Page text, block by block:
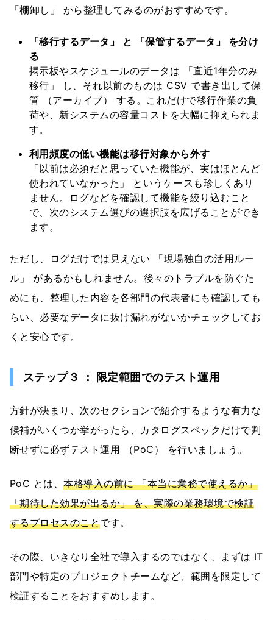
「棚卸し」 から整理してみるのがおすすめです。
「移行するデータ」 と 「保管するデータ」 を分け
る
掲示板やスケジュールのデータは 「直近1年分のみ
移行」 し、それ以前のものは CSV で書き出して保
管 （アーカイブ） する。これだけで移行作業の負
荷や、新システムの容量コストを大幅に抑えられま
す。
利用頻度の低い機能は移行対象から外す
「以前は必須だと思っていた機能が、実はほとんど
使われていなかった」 というケースも珍しくあり
ません。ログなどを確認して機能を絞り込むこと
で、次のシステム選びの選択肢を広げることができ
ます。
ただし、ログだけでは見えない 「現場独自の活用ルー
ル」 があるかもしれません。後々のトラブルを防ぐた
めにも、整理した内容を各部門の代表者にも確認しても
らい、必要なデータに抜け漏れがないかチェックしてお
くと安心です。
ステップ３ ： 限定範囲でのテスト運用
方針が決まり、次のセクションで紹介するような有力な
候補がいくつか挙がったら、カタログスペックだけで判
断せずに必ずテスト運用 （PoC） を行いましょう。
PoC とは、本格導入の前に 「本当に業務で使えるか」
「期待した効果が出るか」 を、実際の業務環境で検証
するプロセスのことです。
その際、いきなり全社で導入するのではなく、まずは IT
部門や特定のプロジェクトチームなど、範囲を限定して
検証することをおすすめします。